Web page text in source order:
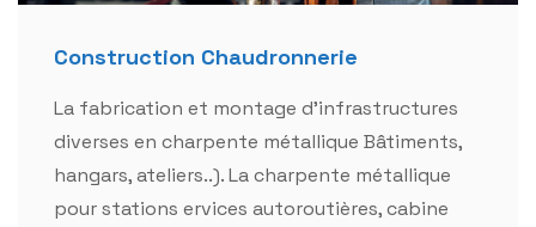
Construction Chaudronnerie
La fabrication et montage d'infrastructures
diverses en charpente métallique Bâtiments,
hangars, ateliers..). La charpente métallique
pour stations ervices autoroutières, cabine